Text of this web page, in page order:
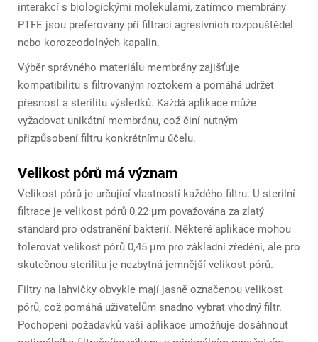
interakcí s biologickými molekulami, zatímco membrány
PTFE jsou preferovány při filtraci agresivních rozpouštědel
nebo korozeodolných kapalin.
Výběr správného materiálu membrány zajišťuje
kompatibilitu s filtrovaným roztokem a pomáhá udržet
přesnost a sterilitu výsledků. Každá aplikace může
vyžadovat unikátní membránu, což činí nutným
přizpůsobení filtru konkrétnímu účelu.
Velikost pórů má význam
Velikost pórů je určující vlastností každého filtru. U sterilní
filtrace je velikost pórů 0,22 μm považována za zlatý
standard pro odstranění bakterií. Některé aplikace mohou
tolerovat velikost pórů 0,45 μm pro základní zředění, ale pro
skutečnou sterilitu je nezbytná jemnější velikost pórů.
Filtry na lahvičky obvykle mají jasně označenou velikost
pórů, což pomáhá uživatelům snadno vybrat vhodný filtr.
Pochopení požadavků vaší aplikace umožňuje dosáhnout